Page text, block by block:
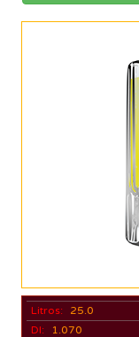
Litros:
25.0
DI:
1.070